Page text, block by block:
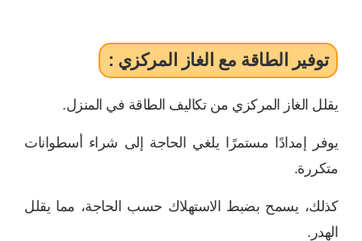
توفير الطاقة مع الغاز المركزي :
يقلل الغاز المركزي من تكاليف الطاقة في المنزل.
يوفر إمدادًا مستمرًا يلغي الحاجة إلى شراء أسطوانات
متكررة.
كذلك، يسمح بضبط الاستهلاك حسب الحاجة، مما يقلل
الهدر.